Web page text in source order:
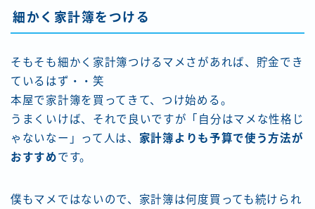
細かく家計簿をつける
そもそも細かく家計簿つけるマメさがあれば、貯金でき
ているはず・・笑
本屋で家計簿を買ってきて、つけ始める。
うまくいけば、それで良いですが「自分はマメな性格じ
ゃないなー」って人は、 家計簿よりも予算で使う方法が
おすすめです。
僕もマメではないので、家計簿は何度買っても続けられ